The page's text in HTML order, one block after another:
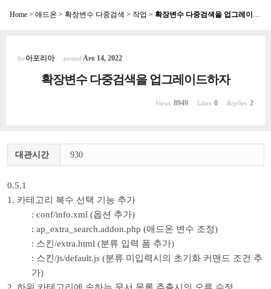
Home > 애드온 > 확장변수 다중검색 > 작업 > 확장변수 다중검색을 업그레이드하자
by 아포리아 posted Apr 14, 2022
확장변수 다중검색을 업그레이드하자
Views 8949 Likes 0 Replies 2
대관시간 930
0.5.1
1. 카테고리 복수 선택 기능 추가
: conf/info.xml (옵션 추가)
: ap_extra_search.addon.php (애드온 변수 조정)
: 스킨/extra.html (분류 입력 폼 추가)
: 스킨/js/default.js (분류 미입력시의 초기화 커맨드 조건 추
가)
Sketchbook5, 스케치북5
Sketchbook5, 스케치북5